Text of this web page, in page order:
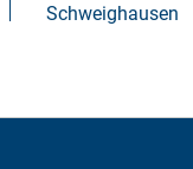
Schweighausen